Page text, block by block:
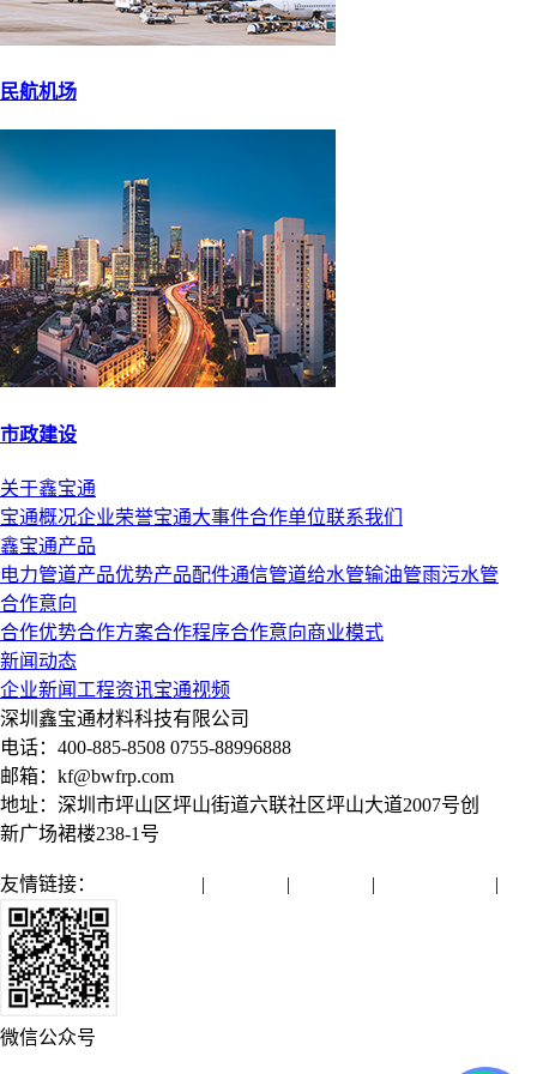
民航机场
市政建设
关于鑫宝通
宝通概况企业荣誉宝通大事件合作单位联系我们
鑫宝通产品
电力管道产品优势产品配件通信管道给水管输油管雨污水管
合作意向
合作优势合作方案合作程序合作意向商业模式
新闻动态
企业新闻 工程资讯宝通视频
深圳鑫宝通材料科技有限公司
电话：400-885-8508 0755-88996888
邮箱：kf@bwfrp.com
地址：深圳市坪山区坪山街道六联社区坪山大道2007号创
新广场裙楼238-1号
友情链接： | | | |
微信公众号